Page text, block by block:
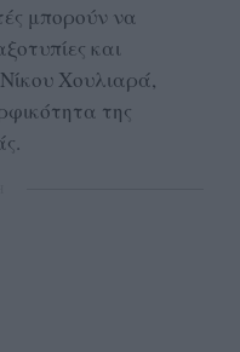
μπορούν να
και
Χουλιαρά,
της